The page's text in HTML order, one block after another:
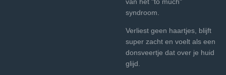
syndroom.
Verliest geen haartjes, blijft
super zacht en voelt als een
donsveertje dat over je huid
glijd.